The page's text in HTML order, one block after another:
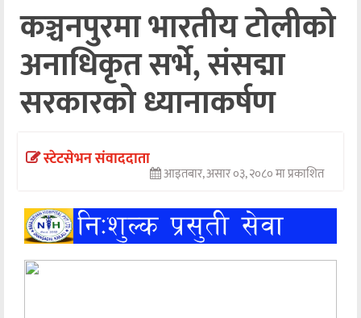
अन्तराष्ट्रिय
अन्तर्वार्ता
अर्थ
खेलकुद
मनोरञ्जन
कञ्चनपुरमा भारतीय टोलीको
अनाधिकृत सर्भे, संसद्मा
सरकारको ध्यानाकर्षण
स्टेटसेभन संवाददाता
आइतबार, असार ०३, २०८० मा प्रकाशित